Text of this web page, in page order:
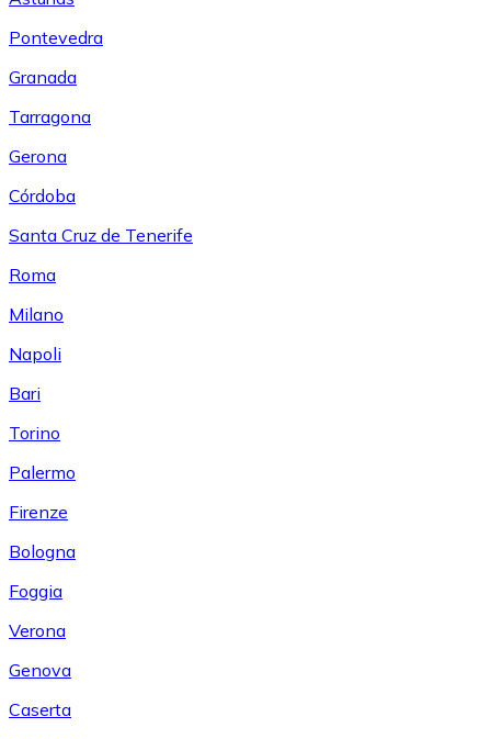
Pontevedra
Granada
Tarragona
Gerona
Córdoba
Santa Cruz de Tenerife
Roma
Milano
Napoli
Bari
Torino
Palermo
Firenze
Bologna
Foggia
Verona
Genova
Caserta